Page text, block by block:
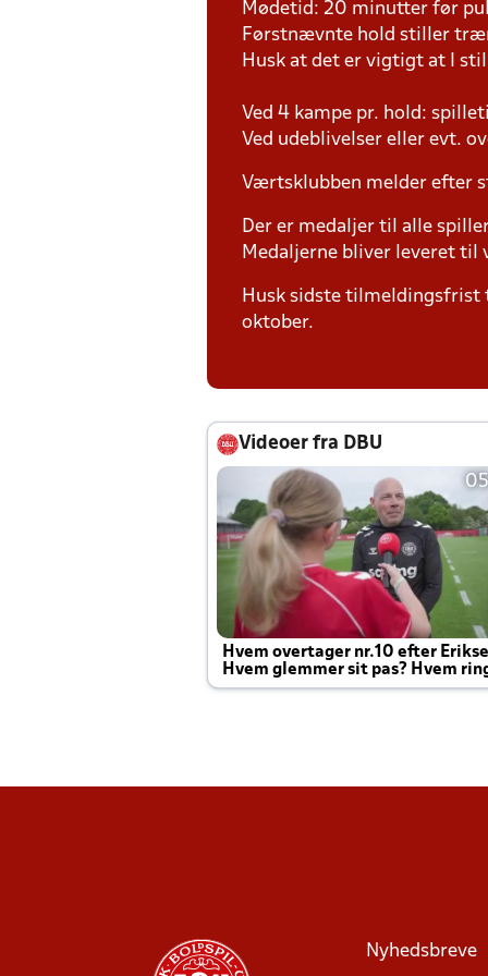
Mødetid: 20 minutter før
Førstnævnte hold stiller
Husk at det er vigtigt at I
Ved 4 kampe pr. hold:
Ved udeblivelser eller evt.
Værtsklubben melder efter
Der er medaljer til alle
Medaljerne bliver leveret
Husk sidste tilmeldingsfrist
oktober.
Videoer fra DBU
Hvem overtager nr.10 efter
Hvem glemmer sit pas? Hvem
Joachim altid til efter kampe?
Nyhedsbreve